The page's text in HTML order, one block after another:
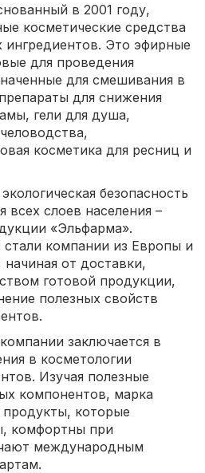
в 2001 году,
косметические средства
Это эфирные
для проведения
для смешивания в
для снижения
гели для душа,
косметика для ресниц и
безопасность
слоев населения –
«Эльфарма».
компании из Европы и
от доставки,
готовой продукции,
полезных свойств
заключается в
в косметологии
Изучая полезные
компонентов, марка
которые
комфортны при
международным